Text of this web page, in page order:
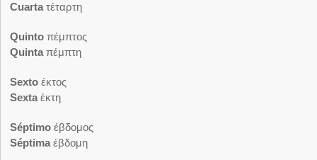
Cuartaτέταρτη
Quintoπέμπτος
Quintaπέμπτη
Sextoέκτος
Sextaέκτη
Séptimoέβδομος
Séptimaέβδομη